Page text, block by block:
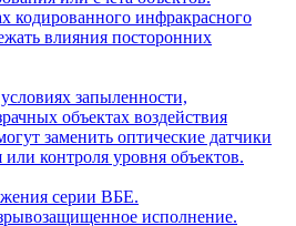
кодированного инфракрасного
влияния посторонних
запыленности,
объектах воздействия
заменить оптические датчики
контроля уровня объектов.
серии ВБЕ.
исполнение.